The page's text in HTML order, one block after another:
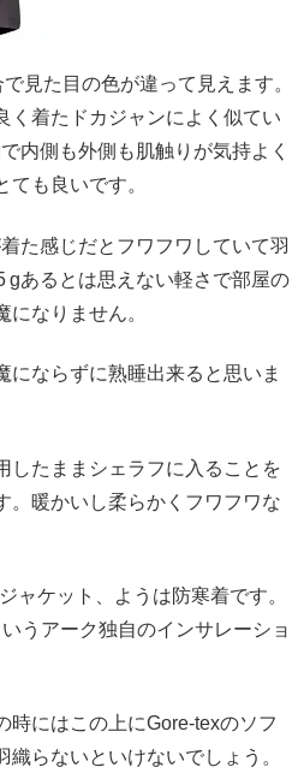
見た目の色が違って見えます。
く着たドカジャンによく似てい
内側も外側も肌触りが気持よく
も良いです。
た感じだとフワフワしていて羽
gあるとは思えない軽さで部屋の
なりません。
にならずに熟睡出来ると思いま
したままシェラフに入ることを
。暖かいし柔らかくフワフワな
ャケット、ようは防寒着です。
うアーク独自のインサレーショ
時にはこの上にGore-texのソフ
織らないといけないでしょう。